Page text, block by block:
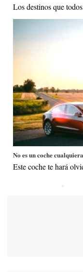
Los destinos que
No es un coche cualquiera
Este coche te hará